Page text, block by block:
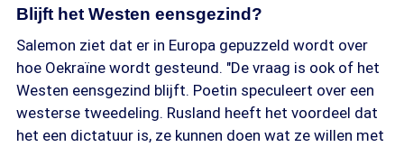
Blijft het Westen eensgezind?
Salemon ziet dat er in Europa gepuzzeld wordt over
hoe Oekraïne wordt gesteund. "De vraag is ook of het
Westen eensgezind blijft. Poetin speculeert over een
westerse tweedeling. Rusland heeft het voordeel dat
het een dictatuur is, ze kunnen doen wat ze willen met